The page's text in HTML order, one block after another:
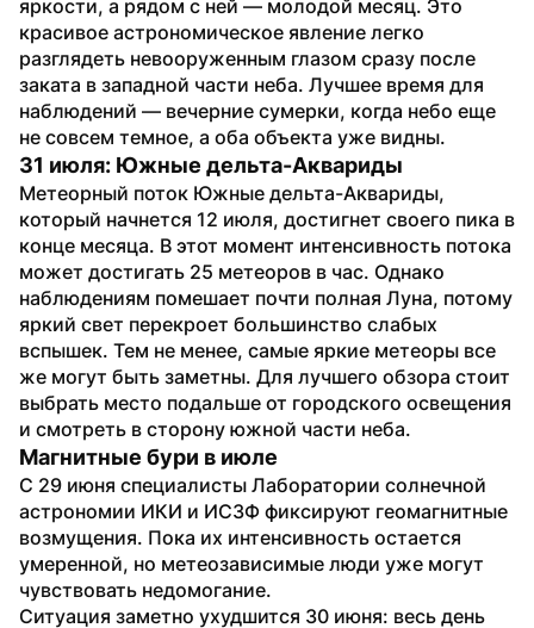
яркости, а рядом с ней — молодой месяц. Это
красивое астрономическое явление легко
разглядеть невооруженным глазом сразу после
заката в западной части неба. Лучшее время для
наблюдений — вечерние сумерки, когда небо еще
не совсем темное, а оба объекта уже видны.
31 июля: Южные дельта-Аквариды
Метеорный поток Южные дельта-Аквариды,
который начнется 12 июля, достигнет своего пика в
конце месяца. В этот момент интенсивность потока
может достигать 25 метеоров в час. Однако
наблюдениям помешает почти полная Луна, потому
яркий свет перекроет большинство слабых
вспышек. Тем не менее, самые яркие метеоры все
же могут быть заметны. Для лучшего обзора стоит
выбрать место подальше от городского освещения
и смотреть в сторону южной части неба.
Магнитные бури в июле
С 29 июня специалисты Лаборатории солнечной
астрономии ИКИ и ИСЗФ фиксируют геомагнитные
возмущения. Пока их интенсивность остается
умеренной, но метеозависимые люди уже могут
чувствовать недомогание.